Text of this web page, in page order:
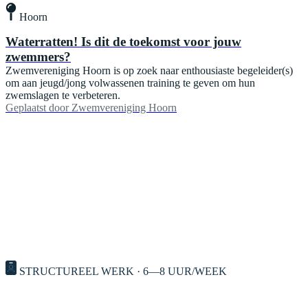
Hoorn
Waterratten! Is dit de toekomst voor jouw
zwemmers?
Zwemvereniging Hoorn is op zoek naar enthousiaste begeleider(s)
om aan jeugd/jong volwassenen training te geven om hun
zwemslagen te verbeteren.
Geplaatst door Zwemvereniging Hoorn
STRUCTUREEL WERK · 6—8 UUR/WEEK